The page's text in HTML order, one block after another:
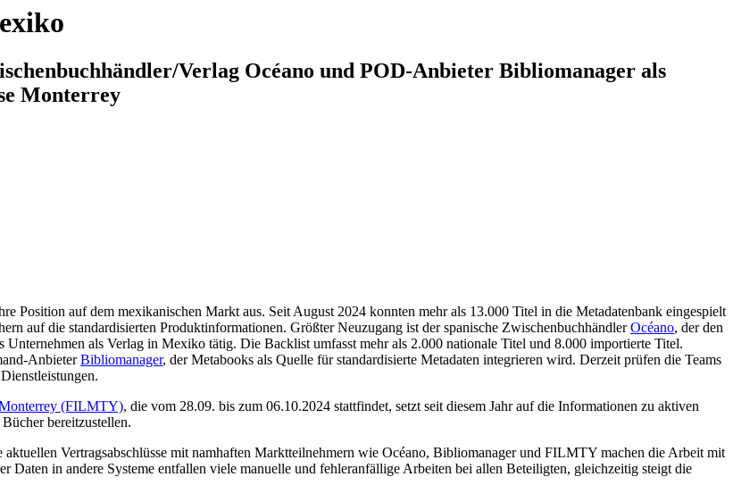
Verlag Océano und POD-Anbieter Bibliomanager als
Monterrey
Position auf dem mexikanischen Markt aus. Seit August 2024 konnten mehr als 13.000 Titel in die Metadatenbank eingespielt
auf die standardisierten Produktinformationen. Größter Neuzugang ist der spanische ZwischenbuchhändlerOcéano, der den
als Verlag in Mexiko tätig. Die Backlist umfasst mehr als 2.000 nationale Titel und 8.000 importierte Titel.
AnbieterBibliomanager, der Metabooks als Quelle für standardisierte Metadaten integrieren wird. Derzeit prüfen die Teams
(FILMTY), die vom 28.09. bis zum 06.10.2024 stattfindet, setzt seit diesem Jahr auf die Informationen zu aktiven
bereitzustellen.
Vertragsabschlüsse mit namhaften Marktteilnehmern wie Océano, Bibliomanager und FILMTY machen die Arbeit mit
Daten in andere Systeme entfallen viele manuelle und fehleranfällige Arbeiten bei allen Beteiligten, gleichzeitig steigt die